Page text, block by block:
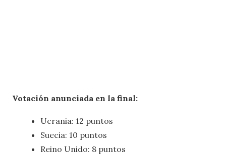
Votación anunciada en la final:
Ucrania: 12 puntos
Suecia: 10 puntos
Reino Unido: 8 puntos